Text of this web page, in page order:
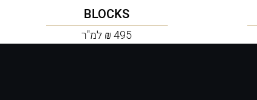
BLOCKS
495 ₪ למ"ר